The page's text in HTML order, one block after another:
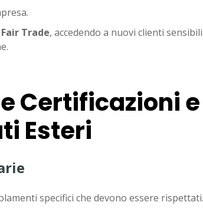
Fair Trade, accedendo a nuovi clienti
Certificazioni e
Esteri
specifici che devono essere